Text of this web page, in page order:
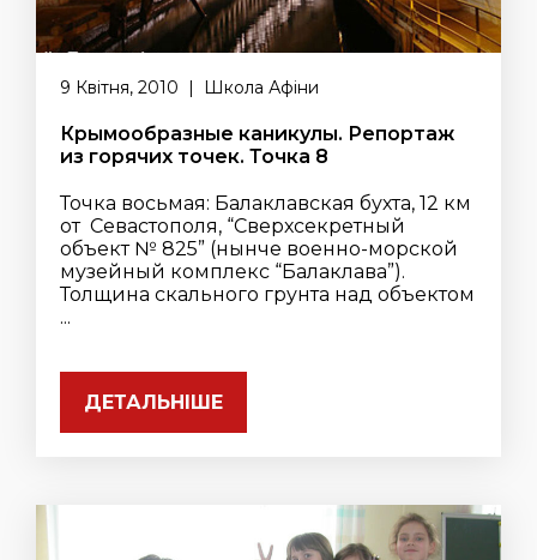
9 Квітня, 2010 | Школа Афіни
Крымообразные каникулы. Репортаж
из горячих точек. Точка 8
Точка восьмая: Балаклавская бухта, 12 км
от Севастополя, “Сверхсекретный
объект № 825” (нынче военно-морской
музейный комплекс “Балаклава”).
Толщина скального грунта над объектом
...
ДЕТАЛЬНІШЕ